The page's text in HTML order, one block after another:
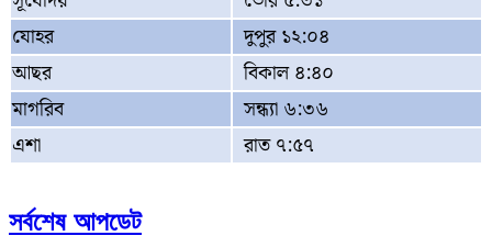
যোহর
দুপুর ১২:০৪
আছর
বিকাল ৪:৪০
মাগরিব
সন্ধ্যা ৬:৩৬
এশা
রাত ৭:৫৭
সর্বশেষ আপডেট